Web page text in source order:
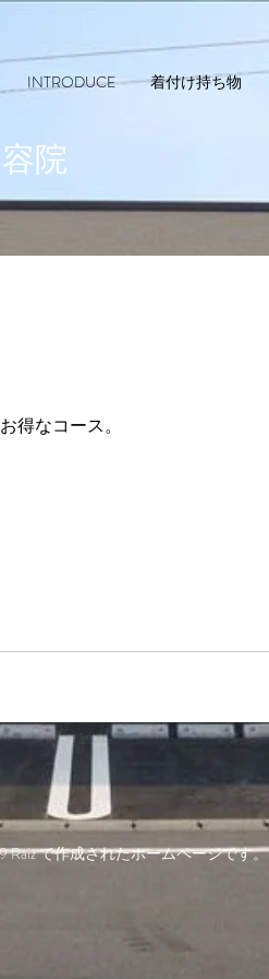
INTRODUCE 着付け持ち物
院
得なコース。
Raiz で作成されたホームページです。